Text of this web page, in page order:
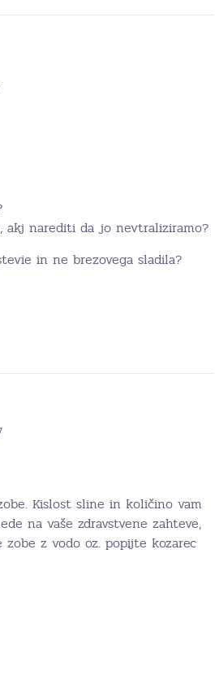
narediti da jo nevtraliziramo?
in ne brezovega sladila?
Kislost sline in količino vam
na vaše zdravstvene zahteve,
z vodo oz. popijte kozarec